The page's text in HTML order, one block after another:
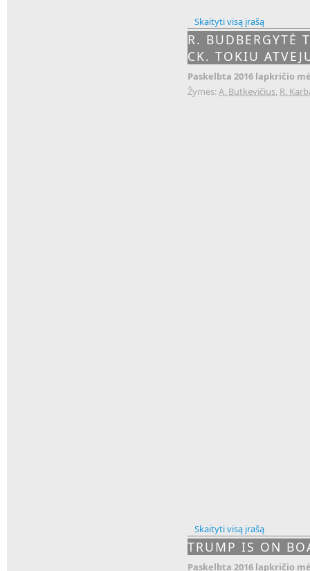
Skaityti visą įrašą
R. BUDBERGYTĖ
CK. TOKIU
Paskelbta 2016 lapkričio
Žymės:A. Butkevičius, R.
Skaityti visą įrašą
TRUMP IS ON
Paskelbta 2016 lapkričio